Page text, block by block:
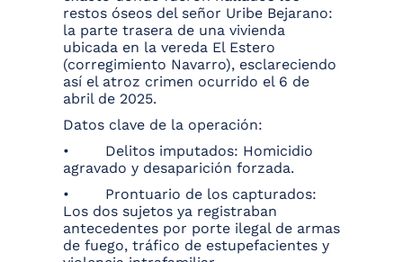
restos óseos del señor Uribe Bejarano:
la parte trasera de una vivienda
ubicada en la vereda El Estero
(corregimiento Navarro), esclareciendo
así el atroz crimen ocurrido el 6 de
abril de 2025.
Datos clave de la operación:
• Delitos imputados: Homicidio
agravado y desaparición forzada.
• Prontuario de los capturados:
Los dos sujetos ya registraban
antecedentes por porte ilegal de armas
de fuego, tráfico de estupefacientes y